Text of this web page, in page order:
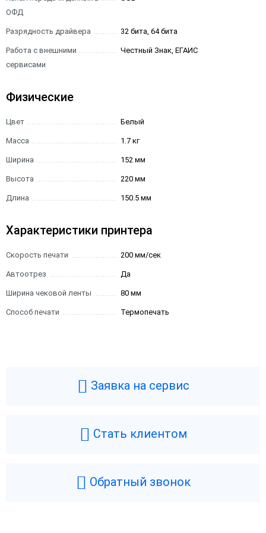
ОФД
Разрядность драйвера 32 бита, 64 бита
Работа с внешними
сервисами
Честный Знак, ЕГАИС
Физические
Цвет Белый
Масса 1.7 кг
Ширина 152 мм
Высота 220 мм
Длина 150.5 мм
Характеристики принтера
Скорость печати 200 мм/сек
Автоотрез Да
Ширина чековой ленты 80 мм
Способ печати Термопечать
Заявка на сервис
Стать клиентом
Обратный звонок